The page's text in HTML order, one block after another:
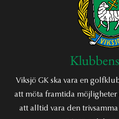
Viksjö GK ska vara en
att möta framtida
att alltid vara den